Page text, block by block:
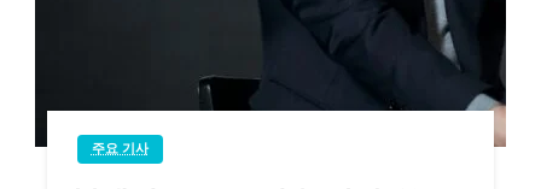
주요 기사